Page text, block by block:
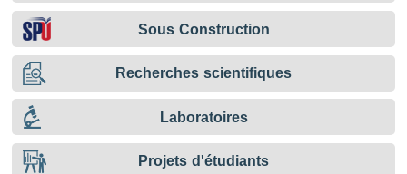
Sous Construction
Recherches scientifiques
Laboratoires
Projets d'étudiants